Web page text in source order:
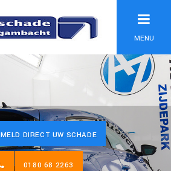
MENU
MELD DIRECT UW SCHADE
0180 68 2263